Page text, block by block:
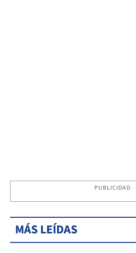
PUBLICIDAD
MÁS LEÍDAS